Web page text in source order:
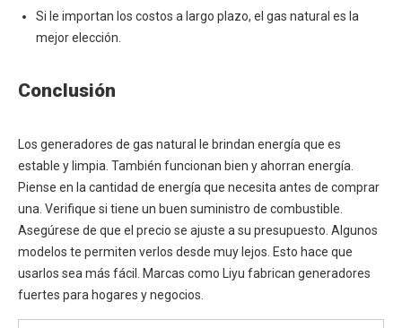
Si le importan los costos a largo plazo, el gas natural es la
mejor elección.
Conclusión
Los generadores de gas natural le brindan energía que es
estable y limpia. También funcionan bien y ahorran energía.
Piense en la cantidad de energía que necesita antes de comprar
una. Verifique si tiene un buen suministro de combustible.
Asegúrese de que el precio se ajuste a su presupuesto. Algunos
modelos te permiten verlos desde muy lejos. Esto hace que
usarlos sea más fácil. Marcas como Liyu fabrican generadores
fuertes para hogares y negocios.